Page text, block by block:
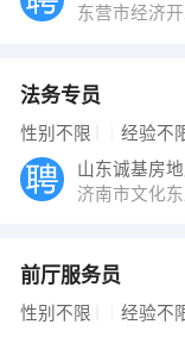
东营市经济
法务专员
性别不限 经验不
山东诚基房
济南市文化
前厅服务员
性别不限 经验不